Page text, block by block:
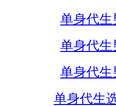
单身代
单身代生
单身代生
单身代生